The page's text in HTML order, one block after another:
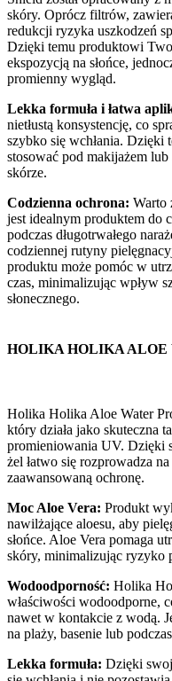
skóry. Oprócz filtrów,
redukcji ryzyka uszkodzeń
Dzięki temu produktowi
ekspozycją na słońce,
promienny wygląd.
Lekka formuła i łatwa
nietłustą konsystencję, co
szybko się wchłania.
stosować pod makijażem
skórze.
Codzienna ochrona: Warto
jest idealnym produktem do
podczas długotrwałego
codziennej rutyny
produktu może pomóc w
czas, minimalizując wpływ
słonecznego.
HOLIKA HOLIKA ALOE
Holika Holika Aloe Water
który działa jako skuteczna
promieniowania UV. Dzięki
żel łatwo się rozprowadza
zaawansowaną ochronę.
Moc Aloe Vera: Produkt
nawilżające aloesu, aby
słońce. Aloe Vera pomaga
skóry, minimalizując ryzyko
Wodoodporność: Holika
właściwości wodoodporne,
nawet w kontakcie z wodą.
na plaży, basenie lub
Lekka formuła: Dzięki